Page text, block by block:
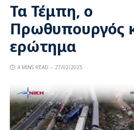
Τα Τέμπη, ο
Πρωθυπουργός
ερώτημα
4 MINS READ 27/02/2025